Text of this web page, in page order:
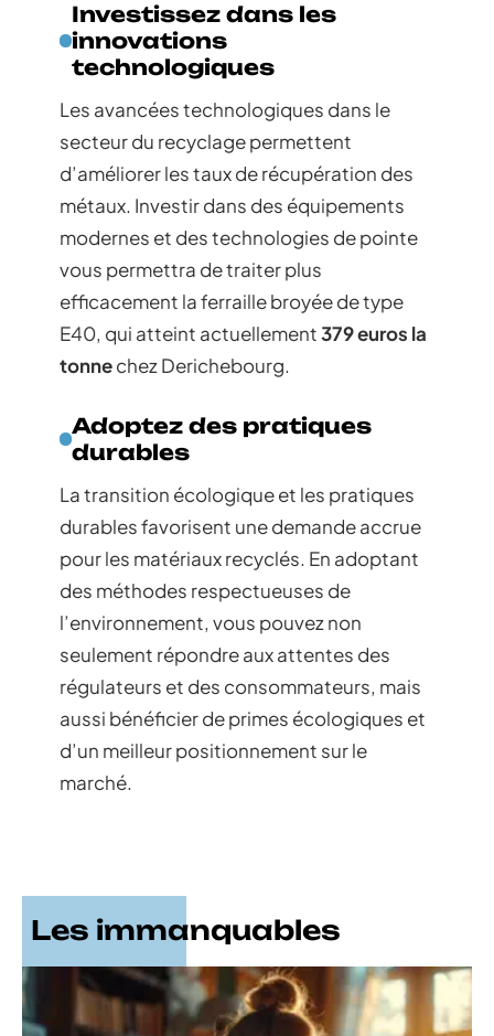
Investissez dans les
innovations
technologiques
Les avancées technologiques dans le
secteur du recyclage permettent
d’améliorer les taux de récupération des
métaux. Investir dans des équipements
modernes et des technologies de pointe
vous permettra de traiter plus
efficacement la ferraille broyée de type
E40, qui atteint actuellement379 euros la
tonnechez Derichebourg.
Adoptez des pratiques
durables
La transition écologique et les pratiques
durables favorisent une demande accrue
pour les matériaux recyclés. En adoptant
des méthodes respectueuses de
l’environnement, vous pouvez non
seulement répondre aux attentes des
régulateurs et des consommateurs, mais
aussi bénéficier de primes écologiques et
d’un meilleur positionnement sur le
marché.
Les immanquables